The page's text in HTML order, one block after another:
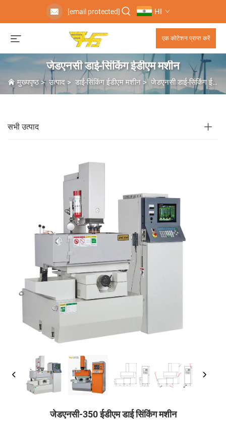
[email protected] HI
एक कोटेशन प्राप्त करें
जेडएनसी डाई-सिंकिंग ईडीएम मशीन
मुख्यपृष्ठ> उत्पाद> डाई-सिंकिंग ईडीएम मशीन > जेडएनसी डाई-सिंकिंग ईडीएम मशीन
सभी उत्पाद
जेडएनसी-350 ईडीएम डाई सिंकिंग मशीन